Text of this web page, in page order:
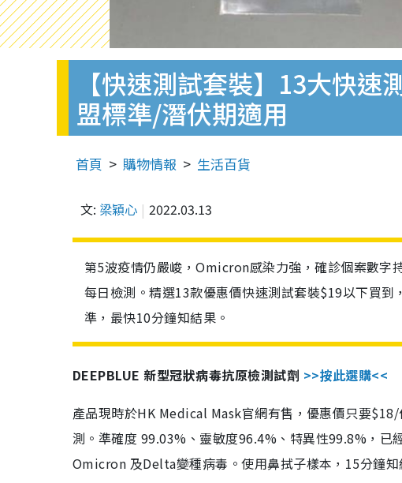
【快速測試套裝】13大快
盟標準/潛伏期適用
首頁 購物情報 生活百貨
文: 梁穎心 2022.03.13
第5波疫情仍嚴峻，Omicron感染力強，確診個案數字
每日檢測。精選13款優惠價快速測試套裝$19以下買
準，最快10分鐘知結果。
DEEPBLUE 新型冠狀病毒抗原檢測試劑 >>按此選購<<
產品現時於HK Medical Mask官網有售，優惠價只要
測。準確度 99.03%、靈敏度96.4%、特異性99.8%，已
Omicron 及Delta變種病毒。使用鼻拭子樣本，15分鐘知